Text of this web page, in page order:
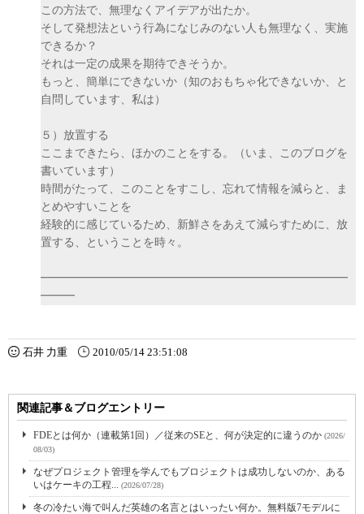
この方法で、無理なくアイデアが出たか。
そして発想法という行為になじみのない人も無理なく、実施
できるか？
それは一定の成果を期待できそうか。
もっと、簡単にできないか（知のおもちゃ化できないか、と
自問しています、私は）
５）放置する
ここまできたら、ほかのことをする。（いま、このブログを
書いています）
時間がたって、このことをすこし、忘れて情報を減らと、ま
とめやすいことを
経験的に感じているため、新鮮さをあえて減らすために、放
置する、ということを時々。
━━━━━━━━━━━━━━━━━━━━━━━━━━━
━━━
石井 力重 2010/05/14 23:51:08
関連記事＆ブログエントリー
FDEとは何か（連載第1回）／従来のSEと、何が決定的に違うのか (2026/
08/03)
なぜプロジェクト管理を学んでもプロジェクトは成功しないのか、ある
いはケーキの工程... (2026/07/28)
冬の冷たい海で叫んだ英雄の名言とはいったい何か。無料版7モデルに